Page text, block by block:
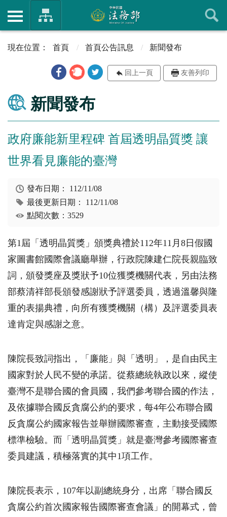
首頁 首頁公告訊息 新聞發布
回上一頁 友善列印
新聞發布
政府廉能新里程碑 首屆透明晶質獎 讓
世界看見廉能的臺灣
發布日期： 112/11/08
最後更新日期： 112/11/08
點閱次數：3529
第1屆「透明晶質獎」頒獎典禮於112年11月8日假國
家圖書館國際會議廳舉辦，行政院陳建仁院長親臨致
詞，頒發獎座及獎狀予10位獲獎機關代表，另由法務
部蔡清祥部長頒發感謝狀予評選委員，透過溫馨與隆
重的表揚典禮，向所有獲獎機關（構）及評選委員表
達肯定與感謝之意。
陳院長致詞指出，「廉能」與「透明」，是自由民主
國家對於人民不變的承諾。從蔡總統執政以來，縱使
臺灣不是聯合國的會員國，我們參考聯合國的作法，
及依據聯合國反貪腐公約的要求，每4年公布聯合國
反貪腐公約國家報告並舉辦國際審查，主動接受國際
標準檢驗。而「透明晶質獎」就是臺灣參考國際審查
委員建議，積極落實的其中1項工作。
陳院長表示，107年以副總統身分，出席「聯合國反
貪腐公約首次國家報告國際審查會議」的開幕式，曾